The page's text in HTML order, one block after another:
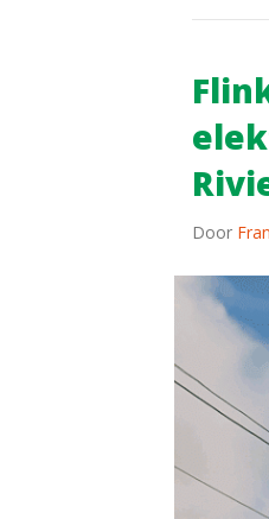
Door